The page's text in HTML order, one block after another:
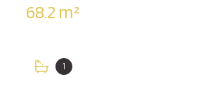
68.2 m²
1